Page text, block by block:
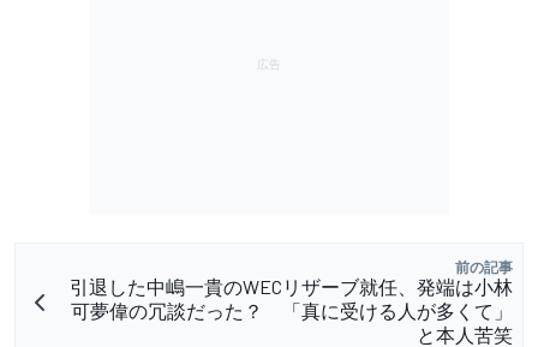
前の記事
引退した中嶋一貴のWECリザーブ就任、発端は小林
可夢偉の冗談だった？ 「真に受ける人が多くて」
と本人苦笑